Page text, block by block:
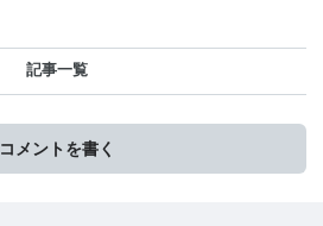
記事一覧
コメントを書く